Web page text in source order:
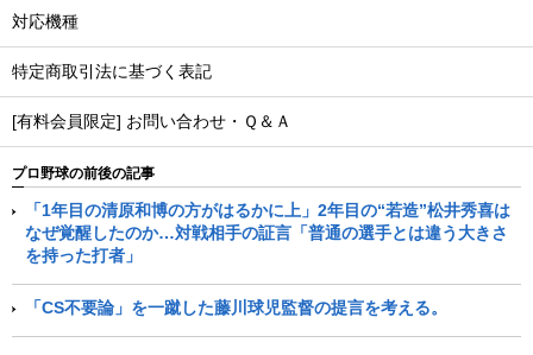
対応機種
特定商取引法に基づく表記
[有料会員限定] お問い合わせ・Ｑ＆Ａ
プロ野球の前後の記事
「1年目の清原和博の方がはるかに上」2年目の“若造”松井秀喜は
なぜ覚醒したのか…対戦相手の証言「普通の選手とは違う大きさ
を持った打者」
「CS不要論」を一蹴した藤川球児監督の提言を考える。